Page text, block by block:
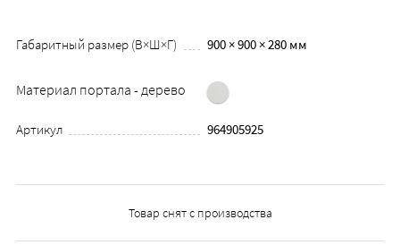
Габаритный размер (В×Ш×Г) 900 × 900 × 280 мм
Материал портала - дерево
Артикул 964905925
Товар снят с производства